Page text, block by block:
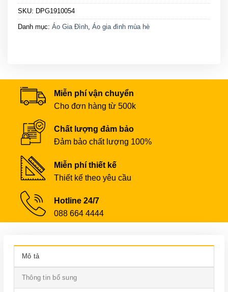
SKU: DPG1910054
Danh mục: Áo Gia Đình, Áo gia đình mùa hè
Miễn phí vận chuyển
Cho đơn hàng từ 500k
Chất lượng đảm bảo
Đảm bảo chất lượng 100%
Miễn phí thiết kế
Thiết kế theo yêu cầu
Hotline 24/7
088 664 4444
Mô tả
Thông tin bổ sung